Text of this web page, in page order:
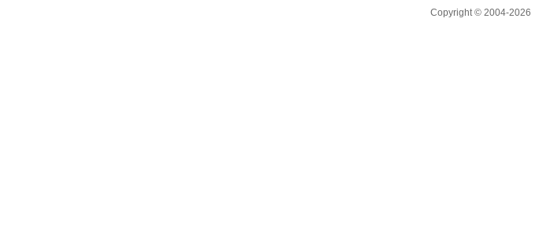
Copyright © 2004-2026